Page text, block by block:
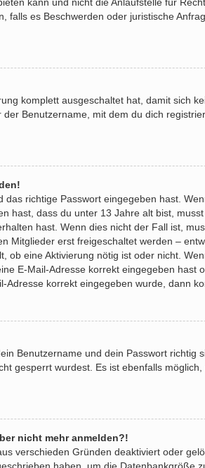
falls es Beschwerden oder juristische
komplett ausgeschaltet hat, damit sich
Benutzername, mit dem du dich
richtige Passwort eingegeben hast.
hast, dass du unter 13 Jahre alt bist,
hast. Wenn dies nicht der Fall ist,
Mitglieder erst freigeschaltet werden –
ob eine Aktivierung nötig ist oder nicht.
E-Mail-Adresse korrekt eingegeben hast
korrekt eingegeben wurde, dann
Benutzername und dein Passwort richtig
gesperrt wurdest. Es ist ebenfalls
nicht mehr anmelden?!
verschieden Gründen deaktiviert oder